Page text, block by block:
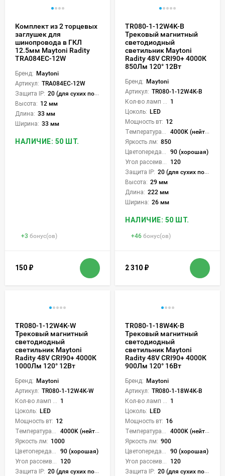
Комплект из 2 торцевых
заглушек для
шинопровода в ГКЛ
12.5мм Maytoni Radity
TRA084EC-12W
Бренд: Maytoni
Артикул: TRA084EC-12W
Защита IP: 20 (для сухих пом.)
Высота: 12 мм
Длина: 33 мм
Ширина: 33 мм
НАЛИЧИЕ: 50 ШТ.
+3 бонус(ов)
150 ₽
TR080-1-12W4K-B
Трековый магнитный
светодиодный
светильник Maytoni
Radity 48V CRI90+ 4000К
850Лм 120° 12Вт
Бренд: Maytoni
Артикул: TR080-1-12W4K-B
1
Цоколь: LED
Мощность вт: 12
4000K (нейтральный)
Яркость лм: 850
90 (хорошая)
120
Защита IP: 20 (для сухих пом.)
Высота: 29 мм
Длина: 222 мм
Ширина: 26 мм
НАЛИЧИЕ: 50 ШТ.
+46 бонус(ов)
2 310 ₽
TR080-1-12W4K-W
Трековый магнитный
светодиодный
светильник Maytoni
Radity 48V CRI90+ 4000К
1000Лм 120° 12Вт
Бренд: Maytoni
Артикул: TR080-1-12W4K-W
1
Цоколь: LED
Мощность вт: 12
4000K (нейтральный)
Яркость лм: 1000
90 (хорошая)
120
Защита IP: 20 (для сухих пом.)
TR080-1-18W4K-B
Трековый магнитный
светодиодный
светильник Maytoni
Radity 48V CRI90+ 4000К
900Лм 120° 16Вт
Бренд: Maytoni
Артикул: TR080-1-18W4K-B
1
Цоколь: LED
Мощность вт: 16
4000K (нейтральный)
Яркость лм: 900
90 (хорошая)
120
Защита IP: 20 (для сухих пом.)